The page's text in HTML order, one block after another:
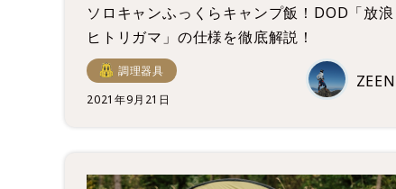
ソロキャンふっくらキャンプ飯！DOD「放浪
ヒトリガマ」の仕様を徹底解説！
調理器具
2021年9月21日
ZEEN